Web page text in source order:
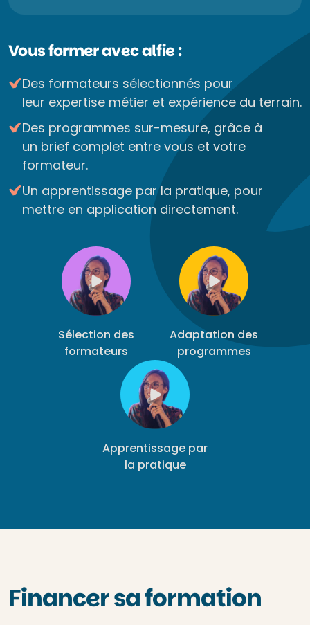
Vous former avec alfie :
Des formateurs sélectionnés pour
leur expertise métier et expérience du terrain.
Des programmes sur-mesure, grâce à
un brief complet entre vous et votre
formateur.
Un apprentissage par la pratique, pour
mettre en application directement.
Sélection des
formateurs
Adaptation des
programmes
Apprentissage par
la pratique
Financer sa formation